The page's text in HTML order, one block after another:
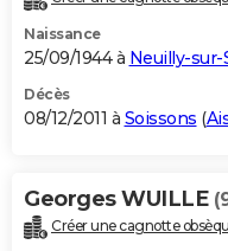
Naissance
25/09/1944 à Neuilly-sur-
Décès
08/12/2011 à Soissons (
Georges WUILLE
Créer une cagnotte